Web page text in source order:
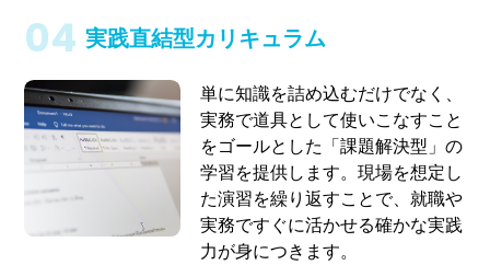
実践直結型カリキュラム
単に知識を詰め込むだけでなく、
実務で道具として使いこなすこと
をゴールとした「課題解決型」の
学習を提供します。現場を想定し
た演習を繰り返すことで、就職や
実務ですぐに活かせる確かな実践
力が身につきます。